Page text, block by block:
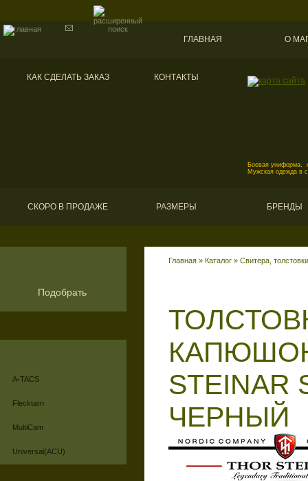
ГЛАВНАЯ О
КАК СДЕЛАТЬ ЗАКАЗ КОНТАКТЫ
Боевая униформа,
Мужская одежда в
СКОРО В ПРОДАЖЕ РАЗМЕРЫ БРЕНДЫ
Подобрать
A-TACS
Flecktarn
MultiCam
Universal(ACU)
Главная » Каталог » Свитера,
STEINAR
ЧЕРНЫЙ